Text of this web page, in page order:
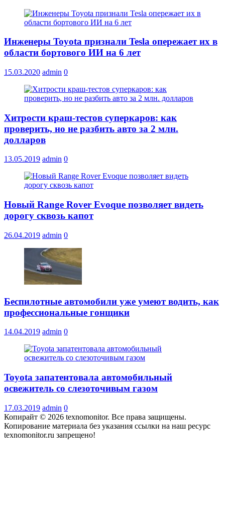
Инженеры Toyota признали Tesla опережает их в
области бортового ИИ на 6 лет
15.03.2020 admin 0
Хитрости краш-тестов суперкаров: как
проверить, но не разбить авто за 2 млн.
долларов
13.05.2019 admin 0
Новый Range Rover Evoque позволяет видеть
дорогу сквозь капот
26.04.2019 admin 0
Беспилотные автомобили уже умеют водить, как
профессиональные гонщики
14.04.2019 admin 0
Toyota запатентовала автомобильный
освежитель со слезоточивым газом
17.03.2019 admin 0
Копирайт © 2026 texnomonitor. Все права защищены.
Копирование материала без указания ссылки на наш ресурс
texnomonitor.ru запрещено!